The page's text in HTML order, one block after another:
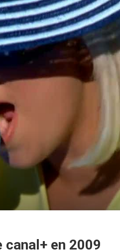
canal+ en 2009